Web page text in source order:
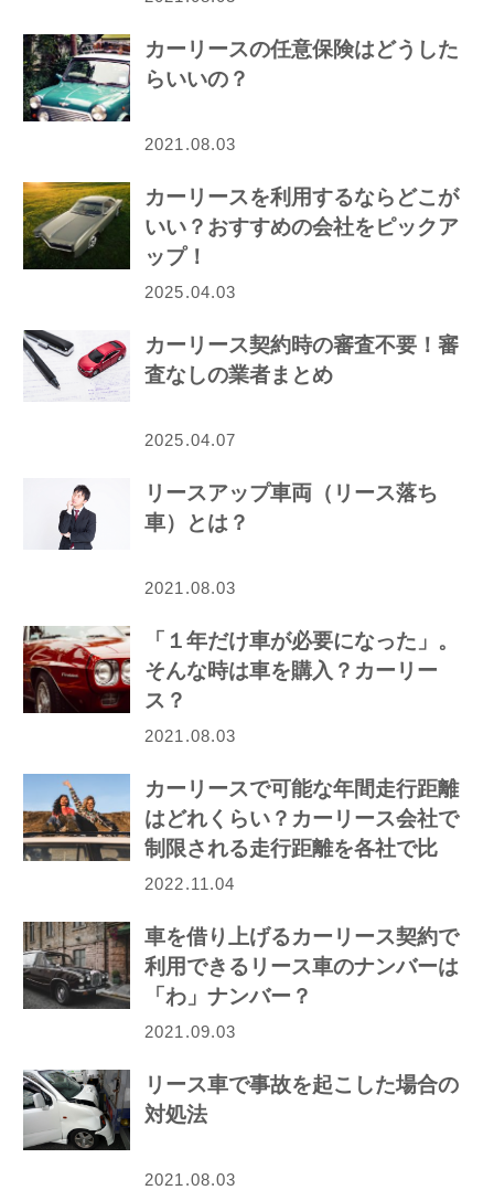
カーリースの任意保険はどうした
らいいの？
2021.08.03
カーリースを利用するならどこが
いい？おすすめの会社をピックア
ップ！
2025.04.03
カーリース契約時の審査不要！審
査なしの業者まとめ
2025.04.07
リースアップ車両（リース落ち
車）とは？
2021.08.03
「１年だけ車が必要になった」。
そんな時は車を購入？カーリー
ス？
2021.08.03
カーリースで可能な年間走行距離
はどれくらい？カーリース会社で
制限される走行距離を各社で比
較！
2022.11.04
車を借り上げるカーリース契約で
利用できるリース車のナンバーは
「わ」ナンバー？
2021.09.03
リース車で事故を起こした場合の
対処法
2021.08.03